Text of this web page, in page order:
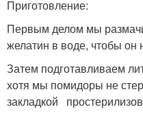
Приготовление:
Первым делом мы
желатин в воде, чтобы он
Затем подготавливаем
хотя мы помидоры не
закладкой